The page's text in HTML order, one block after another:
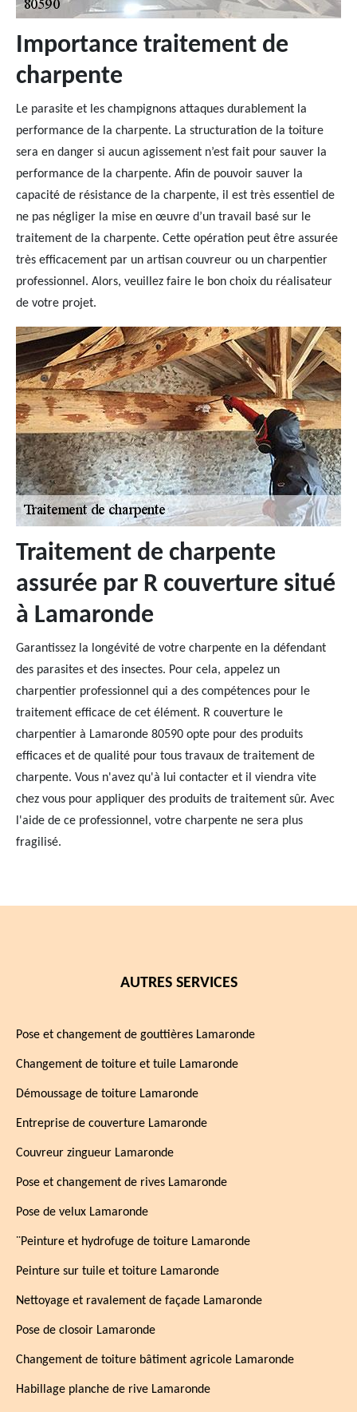
Importance traitement de
charpente
Le parasite et les champignons attaques durablement la
performance de la charpente. La structuration de la toiture
sera en danger si aucun agissement n’est fait pour sauver la
performance de la charpente. Afin de pouvoir sauver la
capacité de résistance de la charpente, il est très essentiel de
ne pas négliger la mise en œuvre d’un travail basé sur le
traitement de la charpente. Cette opération peut être assurée
très efficacement par un artisan couvreur ou un charpentier
professionnel. Alors, veuillez faire le bon choix du réalisateur
de votre projet.
Traitement de charpente
assurée par R couverture situé
à Lamaronde
Garantissez la longévité de votre charpente en la défendant
des parasites et des insectes. Pour cela, appelez un
charpentier professionnel qui a des compétences pour le
traitement efficace de cet élément. R couverture le
charpentier à Lamaronde 80590 opte pour des produits
efficaces et de qualité pour tous travaux de traitement de
charpente. Vous n'avez qu'à lui contacter et il viendra vite
chez vous pour appliquer des produits de traitement sûr. Avec
l'aide de ce professionnel, votre charpente ne sera plus
fragilisé.
AUTRES SERVICES
Pose et changement de gouttières Lamaronde
Changement de toiture et tuile Lamaronde
Démoussage de toiture Lamaronde
Entreprise de couverture Lamaronde
Couvreur zingueur Lamaronde
Pose et changement de rives Lamaronde
Pose de velux Lamaronde
¨Peinture et hydrofuge de toiture Lamaronde
Peinture sur tuile et toiture Lamaronde
Nettoyage et ravalement de façade Lamaronde
Pose de closoir Lamaronde
Changement de toiture bâtiment agricole Lamaronde
Habillage planche de rive Lamaronde